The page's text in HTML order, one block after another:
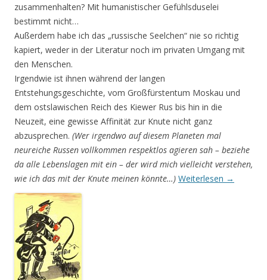
zusammenhalten? Mit humanistischer Gefühlsduselei
bestimmt nicht…
Außerdem habe ich das „russische Seelchen“ nie so richtig
kapiert, weder in der Literatur noch im privaten Umgang mit
den Menschen.
Irgendwie ist ihnen während der langen
Entstehungsgeschichte, vom Großfürstentum Moskau und
dem ostslawischen Reich des Kiewer Rus bis hin in die
Neuzeit, eine gewisse Affinität zur Knute nicht ganz
abzusprechen. (Wer irgendwo auf diesem Planeten mal
neureiche Russen vollkommen respektlos agieren sah – beziehe
da alle Lebenslagen mit ein – der wird mich vielleicht verstehen,
wie ich das mit der Knute meinen könnte…) Weiterlesen →